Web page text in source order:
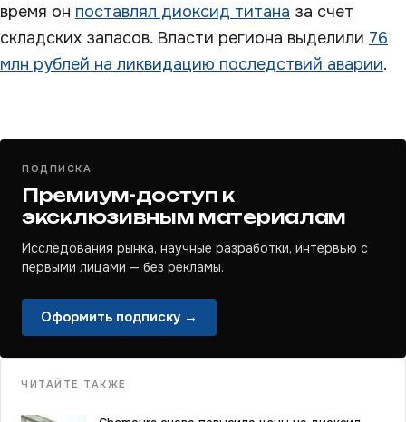
время он поставлял диоксид титана за счет
складских запасов. Власти региона выделили 76
млн рублей на ликвидацию последствий аварии.
ПОДПИСКА
Премиум-доступ к
эксклюзивным материалам
Исследования рынка, научные разработки, интервью с
первыми лицами — без рекламы.
Оформить подписку →
ЧИТАЙТЕ ТАКЖЕ